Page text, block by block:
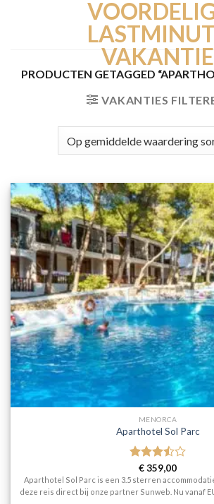
VAKANTIE
PRODUCTEN GETAGGED
VAKANTIES
MENORCA
Aparthotel Sol Parc
Gewaardeerd
3.5uit
5
€359,00
Aparthotel Sol Parc is een 3.5 sterren
deze reis direct bij onze partner Sunweb. Nu vanaf